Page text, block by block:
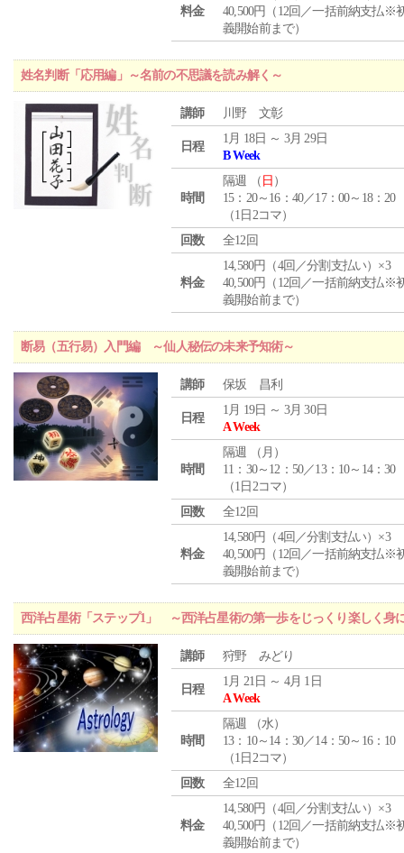
料金
40,500円（12回／一括前納支払※
義開始前まで）
姓名判断「応用編」～名前の不思議を読み解く～
講師 川野 文彰
日程
1月 18日 ～ 3月 29日
B Week
時間
隔週 （ 日 ）
15：20～16：40／17：00～18：20
（1日2コマ）
回数
全12回
料金
14,580円（4回／分割支払い）×3
40,500円（12回／一括前納支払※
義開始前まで）
断易（五行易）入門編 ～仙人秘伝の未来予知術～
講師 保坂 昌利
日程
1月 19日 ～ 3月 30日
A Week
時間
隔週 （ 月 ）
11：30～12：50／13：10～14：30
（1日2コマ）
回数
全12回
料金
14,580円（4回／分割支払い）×3
40,500円（12回／一括前納支払※
義開始前まで）
西洋占星術「ステップ1」 ～西洋占星術の第一歩をじっくり楽しく身
講師 狩野 みどり
日程
1月 21日 ～ 4月 1日
A Week
時間
隔週 （水）
13：10～14：30／14：50～16：10
（1日2コマ）
回数
全12回
料金
14,580円（4回／分割支払い）×3
40,500円（12回／一括前納支払※
義開始前まで）